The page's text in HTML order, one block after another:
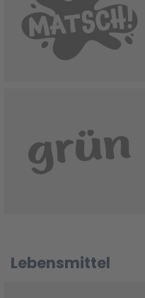
Lebensmittel